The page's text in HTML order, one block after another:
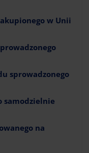
w Unii
sprowadzonego
samodzielnie
na